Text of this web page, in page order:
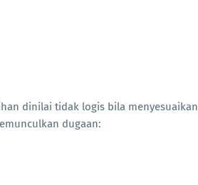
dinilai tidak logis bila menyesuaikan
dugaan: